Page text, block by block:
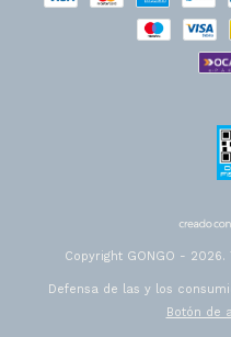
Copyright GONGO -
Defensa de las y los
Botón de